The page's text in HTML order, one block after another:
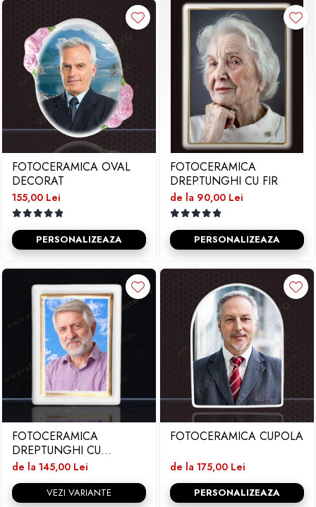
FOTOCERAMICA OVAL
DECORAT
155,00 Lei
PERSONALIZEAZA
FOTOCERAMICA
DREPTUNGHI CU FIR
de la 90,00 Lei
PERSONALIZEAZA
FOTOCERAMICA
DREPTUNGHI CU
BORDURA SI FIR
de la 145,00 Lei
VEZI VARIANTE
FOTOCERAMICA CUPOLA
de la 175,00 Lei
PERSONALIZEAZA